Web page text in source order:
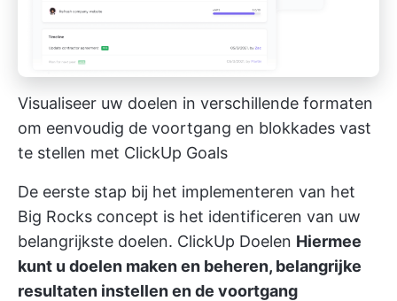
Visualiseer uw doelen in verschillende formaten
om eenvoudig de voortgang en blokkades vast
te stellen met ClickUp Goals
De eerste stap bij het implementeren van het
Big Rocks concept is het identificeren van uw
belangrijkste doelen. ClickUp Doelen Hiermee
kunt u doelen maken en beheren, belangrijke
resultaten instellen en de voortgang